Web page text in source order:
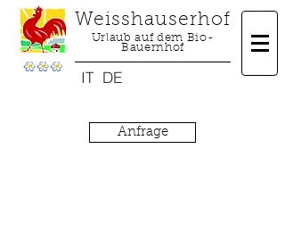
Weisshauserhof
Urlaub auf dem Bio-
Bauernhof
IT DE
Anfrage